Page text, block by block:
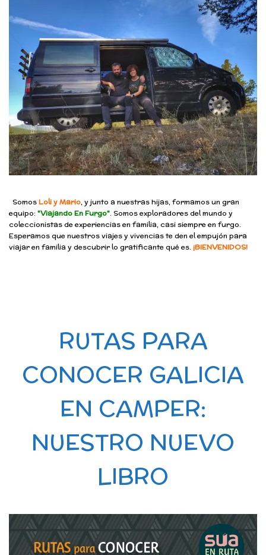
SomosLoli y Mario, y junto a nuestras hijas, formamos un gran
equipo:"Viajando En Furgo". Somos exploradores del mundo y
coleccionistas de experiencias en familia, casi siempre en furgo.
Esperamos que nuestros viajes y vivencias te den el empujón para
viajar en familia y descubrir lo gratificante qué es.¡BIENVENIDOS!
RUTAS PARA
CONOCER GALICIA
EN CAMPER:
NUESTRO NUEVO
LIBRO